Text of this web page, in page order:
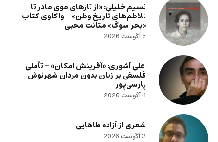
نسیم خلیلی: «از تارهای موی مادر تا
تلاطم‌های تاریخ وطن» – واکاوی کتاب
«بحر سوگ» متانت محبی
5 آگوست 2026
علی آشوری: «آفرینش امکان» – تأملی
فلسفی بر زنان بدون مردان شهرنوش
پارسی‌پور
4 آگوست 2026
شعری از آزاده طاهایی
3 آگوست 2026